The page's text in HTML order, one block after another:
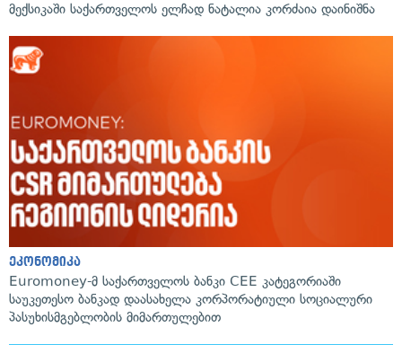
მექსიკაში საქართველოს ელჩად ნატალია კორძაია დაინიშნა
ეკონომიკა
Euromoney-მ საქართველოს ბანკი CEE კატეგორიაში
საუკეთესო ბანკად დაასახელა კორპორატიული სოციალური
პასუხისმგებლობის მიმართულებით